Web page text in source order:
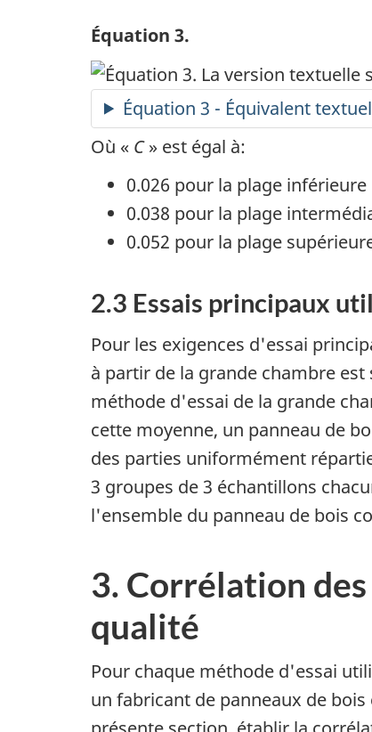
Équation 3.
Équation 3 - Équivalent textuel
Où « C» est égal à:
0.026 pour la plage inférieure
0.038 pour la plage
0.052 pour la plage
2.3 Essais principaux
Pour les exigences d'essai
à partir de la grande chambre
méthode d'essai de la grande
cette moyenne, un panneau de
des parties uniformément
3 groupes de 3 échantillons
l'ensemble du panneau de bois
3. Corrélation
qualité
Pour chaque méthode d'essai
un fabricant de panneaux de